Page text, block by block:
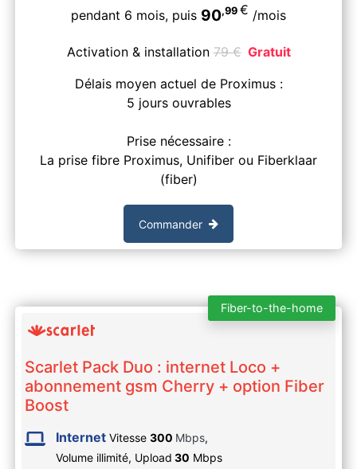
pendant 6 mois, puis 90,99 € /mois
Activation & installation79€ Gratuit
Délais moyen actuel de Proximus :
5 jours ouvrables
Prise nécessaire :
La prise fibre Proximus, Unifiber ou Fiberklaar
(fiber)
Commander
Fiber-to-the-home
Scarlet Pack Duo : internet Loco +
abonnement gsm Cherry + option Fiber
Boost
Internet Vitesse 300 Mbps,
Volume illimité, Upload 30 Mbps